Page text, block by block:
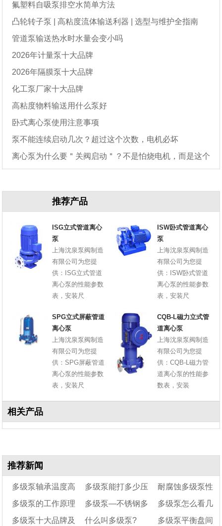
氟塑料自吸泵排空水简单方法
凸轮转子泵 | 高粘度流体输送利器 | 选型与维护全指南
管道泵输送热水时水量会变小吗
2026年计量泵十大品牌
2026年隔膜泵十大品牌
化工泵厂家十大品牌
高粘度物料输送用什么泵好
卧式离心泵使用注意事项
泵不能连续启动几次？超过这个次数，电机必坏
离心泵为什么要＂关阀启动＂？不是怕烧电机，而是这个
推荐产品
ISG立式管道离心
泵
上海沈泉泵阀制造
有限公司为您提
供：ISG立式管道
离心泵的性能参数
表，安装尺
ISW卧式管道离心
泵
上海沈泉泵阀制造
有限公司为您提
供：ISW卧式管道
离心泵的性能参数
表，安装尺
SPG立式屏蔽管道
离心泵
上海沈泉泵阀制造
有限公司为您提
供：SPG屏蔽管道
离心泵的性能参数
表，安装尺
CQB-L磁力立式管
道离心泵
上海沈泉泵阀制造
有限公司为您提
供：CQB-L磁力管
道离心泵的性能参
数表，安装
相关产品
推荐新闻
多级泵轴承温度高
怎么维修
多级泵能打多少压 耐腐蚀多级泵性
能及其特点
多级泵的工作原理
以及与单级泵的区
多级泵—不锈钢多
级离心泵型号
多级泵怎么看几
多级泵十大品牌及 什么叫多级泵? 多级泵平衡盘间